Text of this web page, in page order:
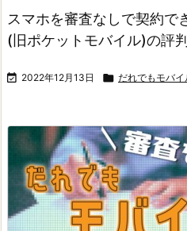
スマホを審査なしで契約で
(旧ポケットモバイル)の評
 2022年12月13日  だれでもモバイ